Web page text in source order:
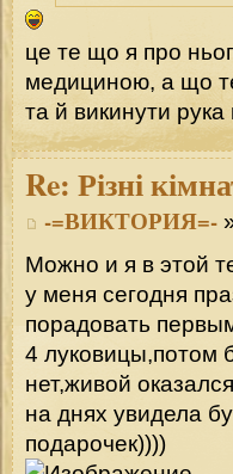
це те що я про
медициною, а що
та й викинути рука
Re: Різні
-=ВИКТОРИЯ=-
Можно и я в этой
у меня сегодня
порадовать
4 луковицы,потом
нет,живой
на днях увидела
подарочек))))